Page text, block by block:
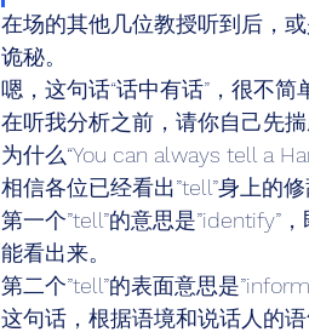
在场的其他几位教授听到后，
诡秘。
嗯，这句话“话中有话”，很不简
在听我分析之前，请你自己先揣
为什么“You can always tell a
相信各位已经看出”tell”身上的修
第一个”tell”的意思是”identify”
能看出来。
第二个”tell”的表面意思是
这句话，根据语境和说话人的语